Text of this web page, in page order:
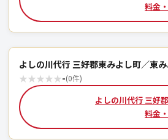
料金
よしの川代行 三好郡東みよし町／東
★★★★★-(0件)
よしの川代行 三好
料金